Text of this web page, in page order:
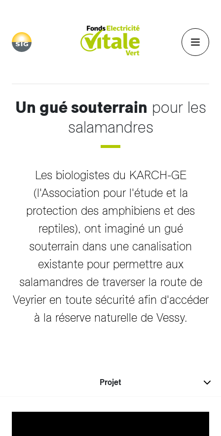
Un gué souterrain pour les
salamandres
Les biologistes du KARCH-GE
(l'Association pour l'étude et la
protection des amphibiens et des
reptiles), ont imaginé un gué
souterrain dans une canalisation
existante pour permettre aux
salamandres de traverser la route de
Veyrier en toute sécurité afin d'accéder
à la réserve naturelle de Vessy.
Projet